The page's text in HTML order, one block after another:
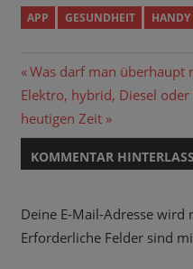
APP GESUNDHEIT HANDY
Vorheriger
Beitrag:
Was darf man überhaupt
Nächster
Beitrag:
Elektro, hybrid, Diesel
heutigen Zeit
KOMMENTAR
Deine E-Mail-Adresse
Erforderliche Felder sind